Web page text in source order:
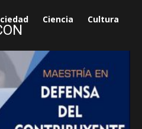
Ciencia Cultura